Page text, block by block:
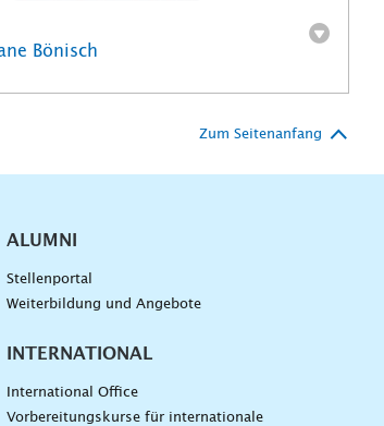
Bönisch
Zum Seitenanfang
ALUMNI
Stellenportal
Weiterbildung und Angebote
INTERNATIONAL
International Office
Vorbereitungskurse für internationale